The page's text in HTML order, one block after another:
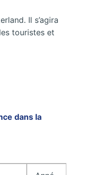
Il s’agira
touristes et
dans la